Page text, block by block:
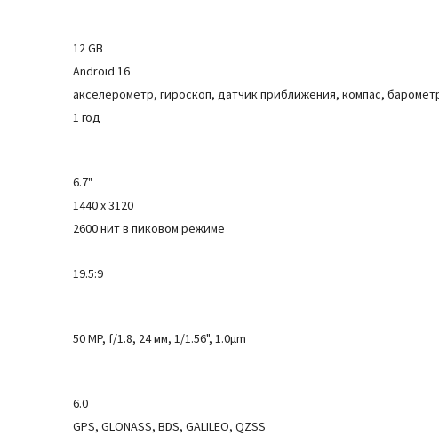
12 GB
Android 16
акселерометр, гироскоп, датчик приближения, компас,
1 год
6.7"
1440 x 3120
2600 нит в пиковом режиме
19.5:9
50 MP, f/1.8, 24 мм, 1/1.56", 1.0µm
6.0
GPS, GLONASS, BDS, GALILEO, QZSS